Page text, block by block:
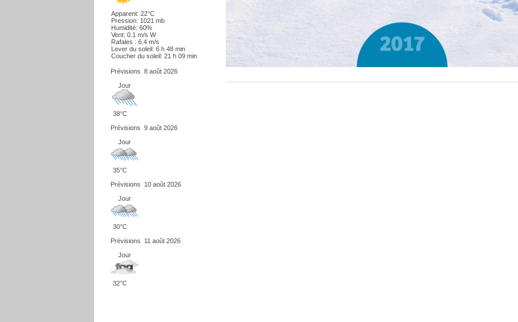
Apparent: 22°C
Pression: 1021 mb
Humidité: 60%
Vent: 0.1 m/s W
Rafales : 6.4 m/s
Lever du soleil: 6 h 48 min
Coucher du soleil: 21 h 09 min
Prévisions 8 août 2026
Jour
38°C
Prévisions 9 août 2026
Jour
35°C
Prévisions
10 août 2026
Jour
30°C
Prévisions
11 août 2026
Jour
32°C